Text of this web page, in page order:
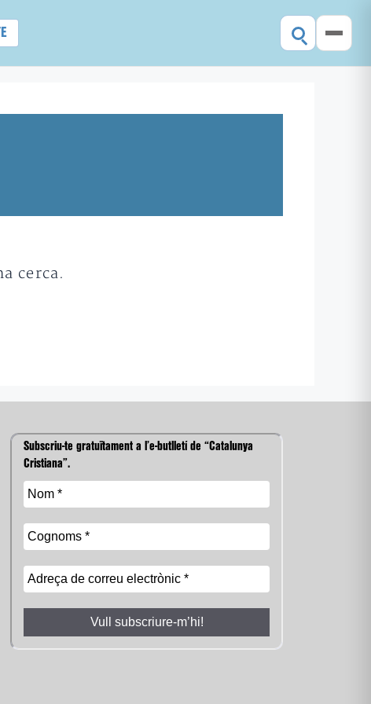
cerca.
Subscriu-te gratuïtament a l’e-butlletí de “Catalunya
Cristiana”.